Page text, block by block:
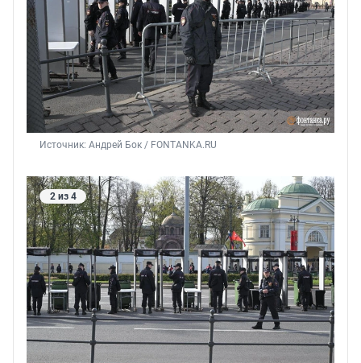
Источник: Андрей Бок / FONTANKA.RU
2 из 4